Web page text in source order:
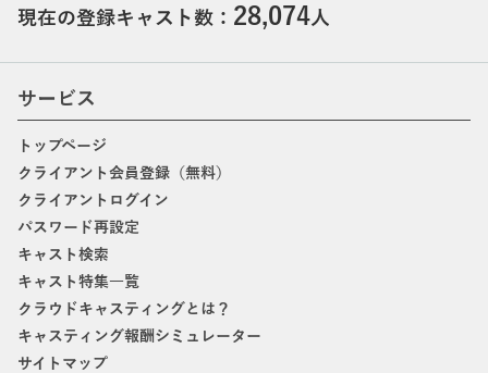
現在の登録キャスト数： 28,074人
サービス
トップページ
クライアント会員登録（無料）
クライアントログイン
パスワード再設定
キャスト検索
キャスト特集一覧
クラウドキャスティングとは？
キャスティング報酬シミュレーター
サイトマップ